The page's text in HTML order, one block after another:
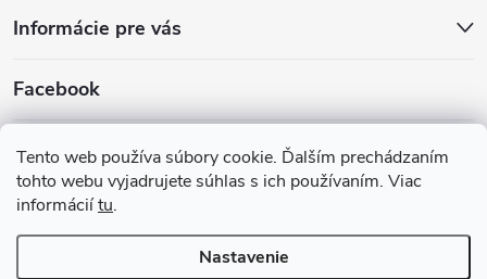
Tento web používa súbory cookie. Ďalším prechádzaním
tohto webu vyjadrujete súhlas s ich používaním. Viac
informáciítu.
Nastavenie
Informácie pre vás
Facebook
Prijímame online platby